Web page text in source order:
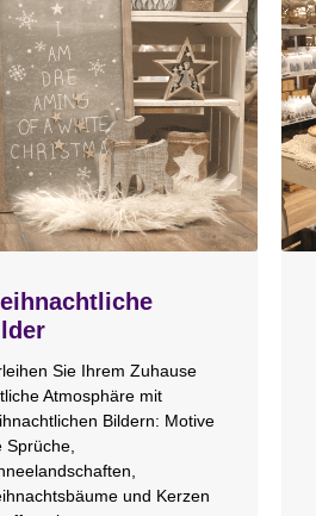
Sie Ihrem Zuhause
Atmosphäre mit
Bildern: Motive
Sprüche,
und Kerzen